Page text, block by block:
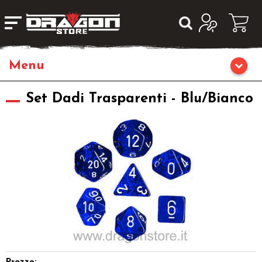
Home
Giochi di Ruolo
Giochi di Carte Collezionabili
Set Dadi Trasparenti - Blu/Bianco